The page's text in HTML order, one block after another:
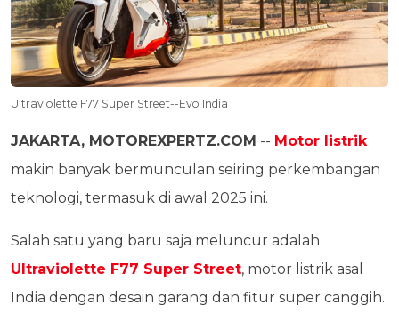
Ultraviolette F77 Super Street--Evo India
JAKARTA, MOTOREXPERTZ.COM -- Motor listrik
makin banyak bermunculan seiring perkembangan
teknologi, termasuk di awal 2025 ini.
Salah satu yang baru saja meluncur adalah
Ultraviolette F77 Super Street, motor listrik asal
India dengan desain garang dan fitur super canggih.